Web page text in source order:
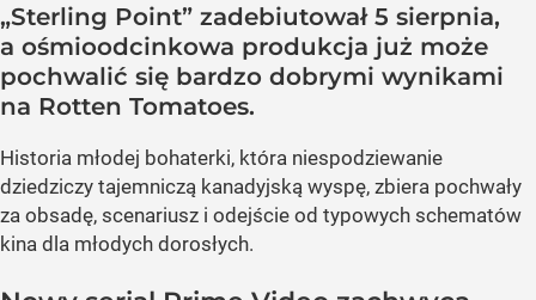
„Sterling Point” zadebiutował 5 sierpnia,
a ośmioodcinkowa produkcja już może
pochwalić się bardzo dobrymi wynikami
na Rotten Tomatoes.
Historia młodej bohaterki, która niespodziewanie
dziedziczy tajemniczą kanadyjską wyspę, zbiera pochwały
za obsadę, scenariusz i odejście od typowych schematów
kina dla młodych dorosłych.